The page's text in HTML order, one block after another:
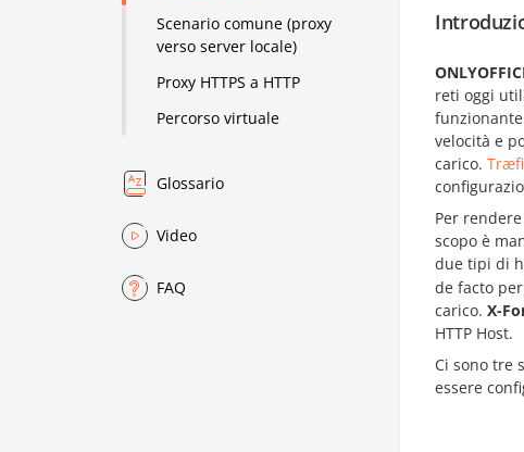
Scenario comune (proxy
verso server locale)
Proxy HTTPS a HTTP
Percorso virtuale
Glossario
Video
FAQ
reti oggi
velocità e
carico.
Per rendere
scopo è
due tipi di
de facto
carico. X-
HTTP Host.
Ci sono tre
essere